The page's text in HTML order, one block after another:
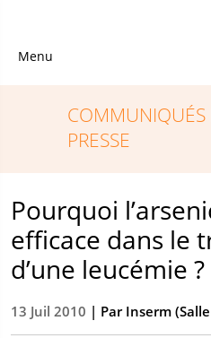
Menu
COMMUNIQUÉS
PRESSE
Pourquoi
efficace dans le
d’une leucémie ?
13 Juil 2010 | ParInserm